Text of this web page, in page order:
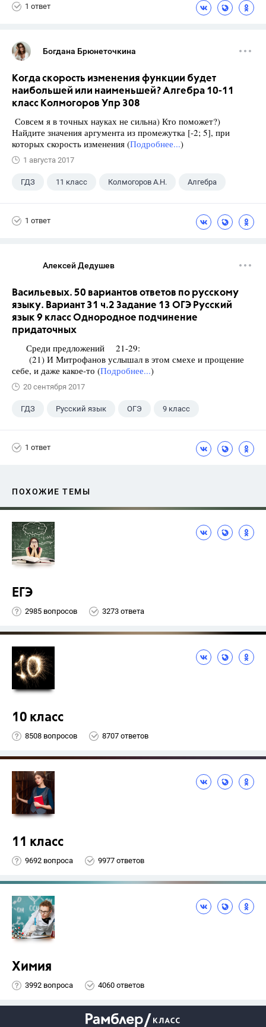
1 ответ
Богдана Брюнеточкина
Когда скорость изменения функции будет
наибольшей или наименьшей? Алгебра 10-11
класс Колмогоров Упр 308
Совсем я в точных науках не сильна) Кто поможет?)
Найдите значения аргумента из промежутка [-2; 5], при
которых скорость изменения (Подробнее...)
1 августа 2017
ГДЗ 11 класс Колмогоров А.Н. Алгебра
1 ответ
Алексей Дедушев
Васильевых. 50 вариантов ответов по русскому
языку. Вариант 31 ч.2 Задание 13 ОГЭ Русский
язык 9 класс Однородное подчинение
придаточных
Среди предложений 21-29:
(21) И Митрофанов услышал в этом смехе и прощение
себе, и даже какое-то (Подробнее...)
20 сентября 2017
ГДЗ Русский язык ОГЭ 9 класс
1 ответ
ПОХОЖИЕ ТЕМЫ
ЕГЭ
2985 вопросов 3273 ответа
10 класс
8508 вопросов 8707 ответов
11 класс
9692 вопроса 9977 ответов
Химия
3992 вопроса 4060 ответов